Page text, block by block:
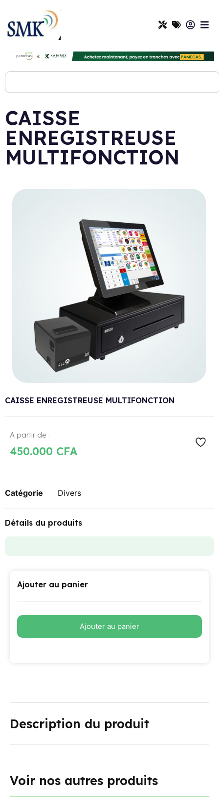
CAISSE
ENREGISTREUSE
MULTIFONCTION
CAISSE ENREGISTREUSE MULTIFONCTION
A partir de :
450.000 CFA
Catégorie Divers
Détails du produits
Ajouter au panier
Ajouter au panier
Description du produit
Voir nos autres produits